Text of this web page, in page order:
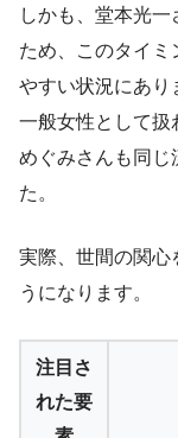
しかも、堂本光
ため、このタイ
やすい状況にあり
一般女性として扱
めぐみさんも同じ
た。
実際、世間の関心
うになります。
注目さ
れた要